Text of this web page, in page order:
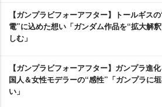
【ガンプラビフォーアフター】トールギス
電”に込めた想い「ガンダム作品を“拡大解
しむ」
【ガンプラビフォーアフター】ガンプラ進
国人＆女性モデラーの“感性”「ガンプラに
い」